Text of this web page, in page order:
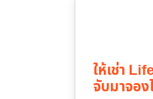
ให้เช่า
จับมาจอ